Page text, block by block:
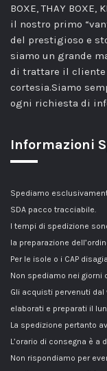
BOXE, THAY BOXE,
il nostro primo
del prestigioso e
siamo un grande
di trattare il cliente
cortesia.Siamo
ogni richiesta di
Informazioni
Spediamo
SDA pacco tracciabile.
I tempi di spedizione
la preparazione
Per le isole o i CAP
Non spediamo nei giorni
Gli acquisti pervenuti
elaborati e preparati il
La spedizione pertanto
L’orario di consegna è a
Non rispondiamo per